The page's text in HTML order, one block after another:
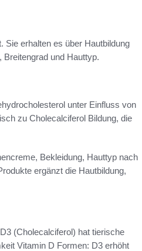
Sie erhalten es über Hautbildung
und Hauttyp.
unter Einfluss von
zu Cholecalciferol Bildung, die
Bekleidung, Hauttyp nach
ergänzt die Hautbildung,
(Cholecalciferol) hat tierische
Vitamin D Formen: D3 erhöht